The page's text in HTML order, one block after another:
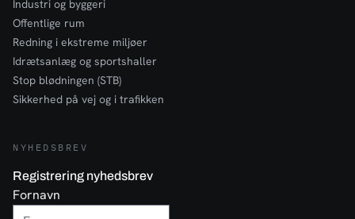
Industri og byggeri
Offentlige rum
Redning i ekstreme miljøer
Idrætsanlæg og sportshaller
Stop blødningen (STB)
Sikkerhed på vej og i trafikken
NYHEDSBREV
Registrering nyhedsbrev
Fornavn